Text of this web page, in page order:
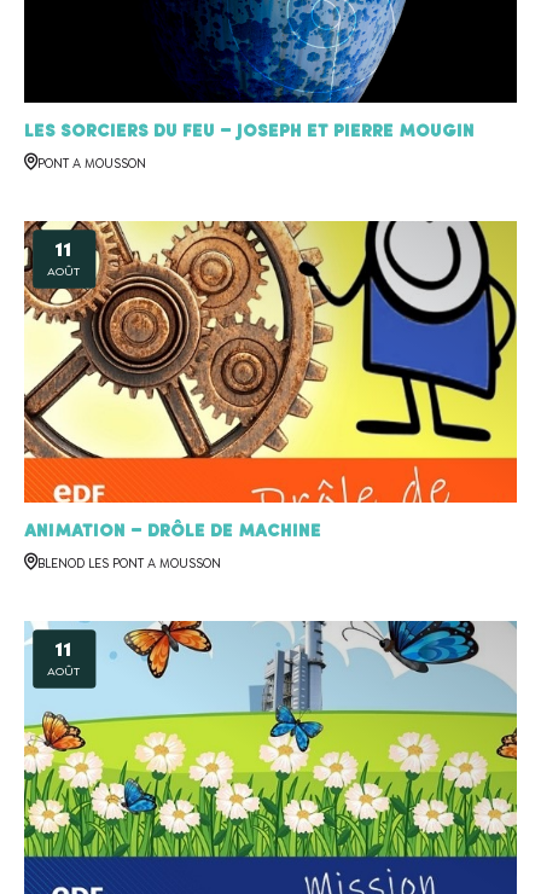
Les sorciers du feu – Joseph et Pierre MOUGIN
PONT A MOUSSON
11
AOÛT
Animation – Drôle de machine
BLENOD LES PONT A MOUSSON
11
AOÛT